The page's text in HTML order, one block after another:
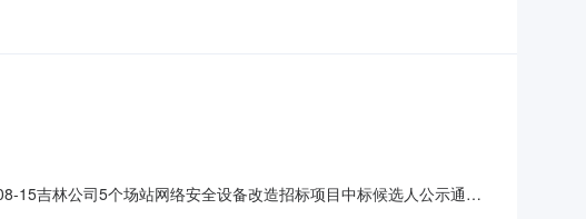
15吉林公司5个场站网络安全设备改造招标项目中标候选人公示通知